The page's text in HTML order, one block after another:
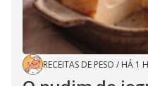
RECEITAS DE PESO / HÁ 1